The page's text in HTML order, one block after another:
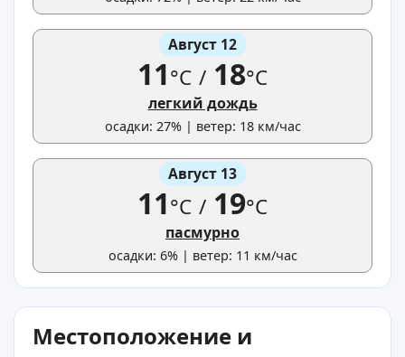
Август 12
11°C / 18°C
легкий дождь
осадки: 27% | ветер: 18 км/час
Август 13
11°C / 19°C
пасмурно
осадки: 6% | ветер: 11 км/час
Местоположение и